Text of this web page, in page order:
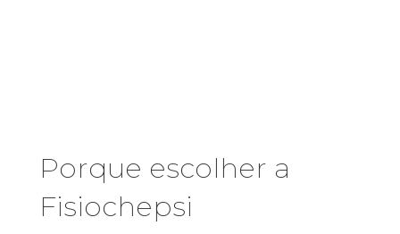
Porque escolher a
Fisiochepsi